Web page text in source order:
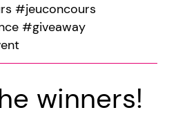
#jeuconcours
#giveaway
winners!